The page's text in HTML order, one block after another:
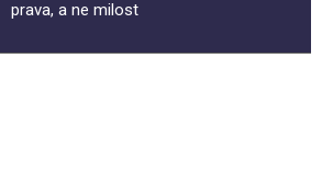
prava, a ne milost